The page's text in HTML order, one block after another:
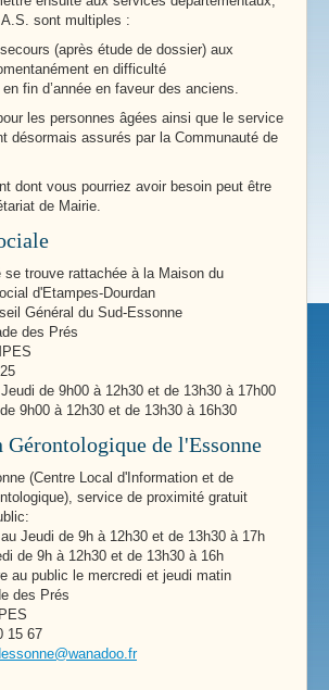
sont multiples :
(après étude de dossier) aux
en difficulté
fin d’année en faveur des anciens.
les personnes âgées ainsi que le service
désormais assurés par la Communauté de
dont vous pourriez avoir besoin peut être
de Mairie.
trouve rattachée à la Maison du
d'Etampes-Dourdan
Général du Sud-Essonne
des Prés
de 9h00 à 12h30 et de 13h30 à 17h00
à 12h30 et de 13h30 à 16h30
de l'Essonne
(Centre Local d'Information et de
service de proximité gratuit
de 9h à 12h30 et de 13h30 à 17h
9h à 12h30 et de 13h30 à 16h
le mercredi et jeudi matin
des Prés
67